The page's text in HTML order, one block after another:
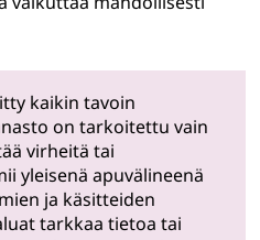
kaikin tavoin
on tarkoitettu vain
virheitä tai
yleisenä apuvälineenä
ja käsitteiden
tarkkaa tietoa tai